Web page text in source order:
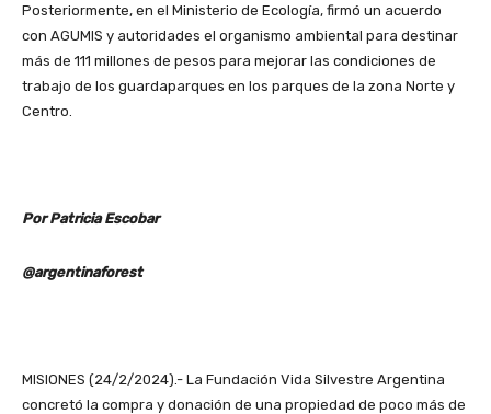
Posteriormente, en el Ministerio de Ecología, firmó un acuerdo
con AGUMIS y autoridades el organismo ambiental para destinar
más de 111 millones de pesos para mejorar las condiciones de
trabajo de los guardaparques en los parques de la zona Norte y
Centro.
Por Patricia Escobar
@argentinaforest
MISIONES (24/2/2024).- La Fundación Vida Silvestre Argentina
concretó la compra y donación de una propiedad de poco más de